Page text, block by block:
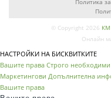
Политика
© Copyright 2026 КМ
Онлайн
НАСТРОЙКИ НА БИСКВИТКИТЕ
Вашите права Строго необходими
Маркетингови Допълнителна
Вашите права